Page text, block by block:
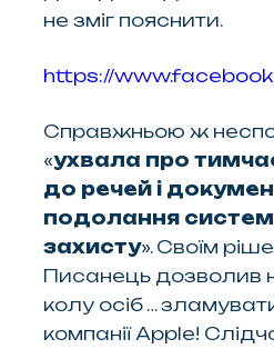
не зміг пояснити.
https://
Справжньою ж
«ухвала про
до речей і
подолання систем
захисту». Своїм
Писанець дозволив
колу осіб …
компанії Apple!